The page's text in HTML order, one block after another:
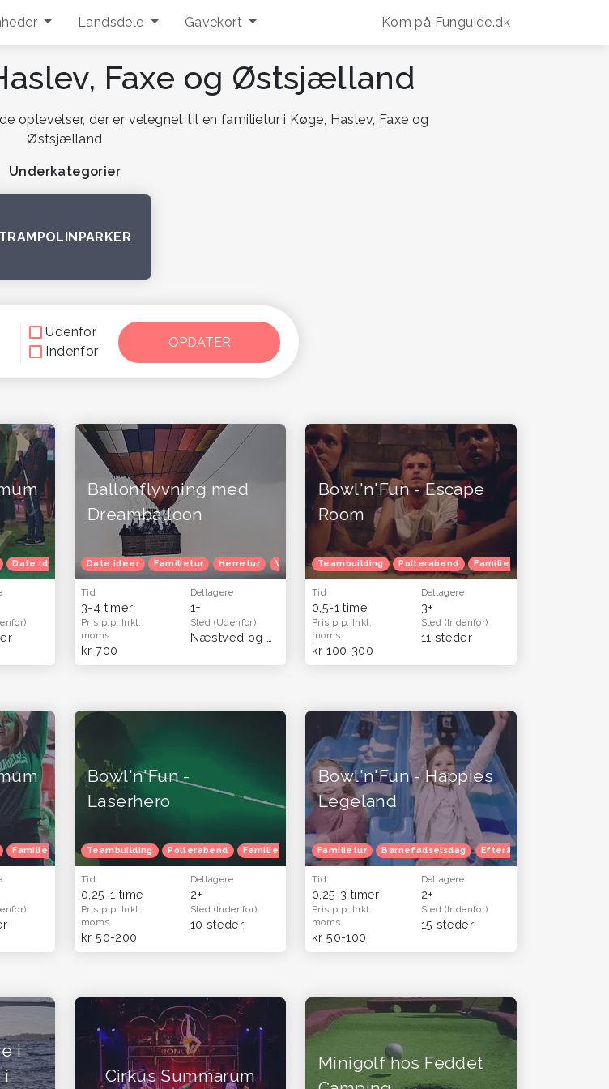
Landsdele Gavekort Kom på Funguide.dk
Faxe og Østsjælland
oplevelser, der er velegnet til en familietur i Køge, Haslev, Faxe og
Østsjælland
Underkategorier
TRAMPOLINPARKER
Udenfor
Indenfor
Date idéer Familietur Børnefødselsdag Julefrokost Herretur Venindetur Blå mandag
Ballonflyvning med
Dreamballoon
Date idéer Familietur Herretur Venindetur Oplevelsesgavekort
Tid
3-4 timer
Deltagere
1+
Pris p.p. Inkl.
moms
kr 700
Sted (Udenfor)
Bowl'n'Fun - Escape
Room
Teambuilding Polterabend Familietur
Tid
0,5-1 time
Deltagere
3+
Pris p.p. Inkl.
moms
kr 100-300
Sted (Indenfor)
11 steder
Familietur Børnefødselsdag Julefrokost Herretur Venindetur Blå mandag Efterårferie
Bowl'n'Fun -
Laserhero
Teambuilding Polterabend Familietur Børnefødselsdag Julefrokost Herretur
Tid
0,25-1 time
Deltagere
2+
Pris p.p. Inkl.
moms
kr 50-200
Sted (Indenfor)
10 steder
Bowl'n'Fun - Happies
Legeland
Familietur Børnefødselsdag Efterårferie
Tid
0,25-3 timer
Deltagere
2+
Pris p.p. Inkl.
moms
kr 50-100
Sted (Indenfor)
15 steder
i
i
Cirkus Summarum
Minigolf hos Feddet